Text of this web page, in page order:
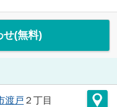
せ(無料)
渡戸 ２丁目